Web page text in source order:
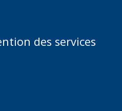
des services